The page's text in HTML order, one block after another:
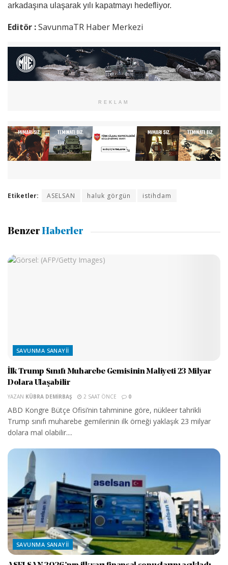
arkadaşına ulaşarak yılı kapatmayı hedefliyor.
Editör :SavunmaTR Haber Merkezi
REKLAM
Etiketler: ASELSAN haluk görgün istihdam
Benzer Haberler
SAVUNMA SANAYII
İlk Trump Sınıfı Muharebe Gemisinin Maliyeti 23 Milyar
Dolara Ulaşabilir
YAZAN KÜBRA DEMIRBAŞ 2 SAAT ÖNCE 0
ABD Kongre Bütçe Ofisi’nin tahminine göre, nükleer tahrikli
Trump sınıfı muharebe gemilerinin ilk örneği yaklaşık 23 milyar
dolara mal olabilir....
SAVUNMA SANAYII